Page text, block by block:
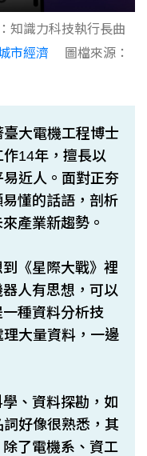
知識力科技執行長曲
市經濟
圖檔來源：
大電機工程博士
14年，擅長以
近人。面對正夯
懂的話語，剖析
產業新趨勢。
《星際大戰》裡
人有思想，可以
種資料分析技
大量資料，一邊
、資料探勘，如
好像很熟悉，其
了電機系、資工